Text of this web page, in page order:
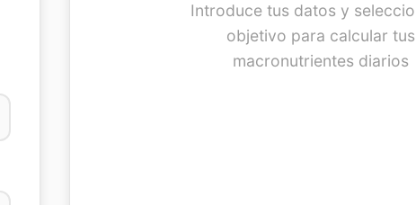
Introduce tus datos y
objetivo para calcular tus
macronutrientes diarios